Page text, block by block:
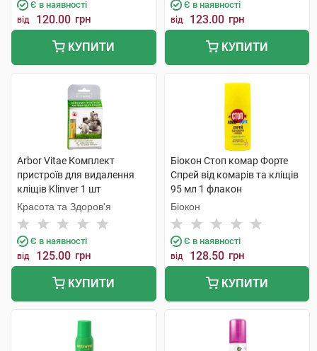
Є в наявності
від 120.00 грн
КУПИТИ
Є в наявності
від 123.00 грн
КУПИТИ
Arbor Vitae Комплект
пристроїв для видалення
кліщів Klinver 1 шт
Красота та Здоров'я
Є в наявності
від 125.00 грн
КУПИТИ
Біокон Стоп комар Форте
Спрей від комарів та кліщів
95 мл 1 флакон
Біокон
Є в наявності
від 128.50 грн
КУПИТИ